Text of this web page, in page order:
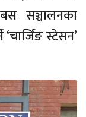
सञ्चालनका
स्टेसन’